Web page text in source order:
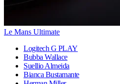
Le Mans Ultimate
Logitech G PLAY
Bubba Wallace
Suellio Almeida
Bianca Bustamante